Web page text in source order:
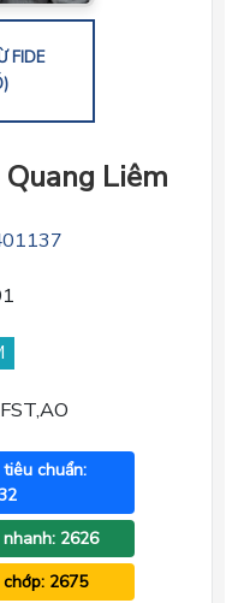
FIDE
Quang Liêm
tiêu chuẩn:
nhanh: 2626
chớp: 2675